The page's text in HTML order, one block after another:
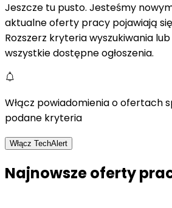
Jeszcze tu pusto. Jesteśmy
aktualne oferty pracy pojawiają
Rozszerz kryteria wyszukiwania
wszystkie dostępne ogłoszenia.
Włącz powiadomienia o ofertach
podane kryteria
Włącz TechAlert
Najnowsze oferty